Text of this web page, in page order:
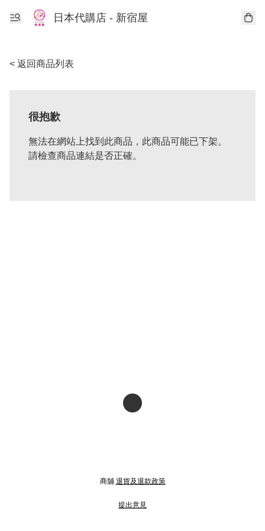
日本代購店 - 新宿屋
< 返回商品列表
很抱歉
無法在網站上找到此商品，此商品可能已下架。
請檢查商品連結是否正確。
商舖 退貨及退款政策
提出意見